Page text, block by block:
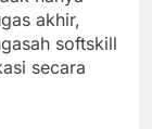
akhir,
softskill
secara